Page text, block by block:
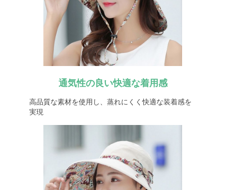
通気性の良い快適な着用感
高品質な素材を使用し、蒸れにくく快適な装着感を
実現